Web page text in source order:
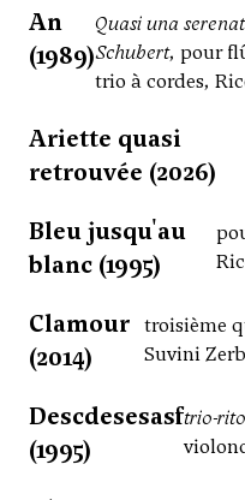
An
(1989)
Quasi una
Schubert, pour
trio à cordes,
Ariette quasi
retrouvée (2026)
Bleu jusqu'au
blanc (1995)
Clamour
(2014)
troisième
Suvini
Descdesesasf
(1995)
trio-rito